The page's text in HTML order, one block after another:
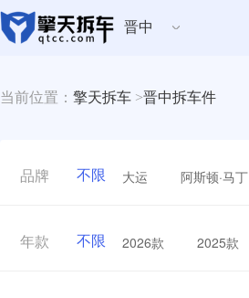
晋中
当前位置： 擎天拆车 >晋中拆车件
品牌 不限 大运 阿斯顿·马丁
年款 不限 2026款 2025款